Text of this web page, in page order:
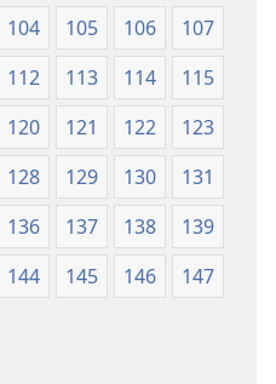
104 105 106
107
112 113 114
115
120 121 122
123
128 129 130
131
136 137 138
139
144 145 146
147